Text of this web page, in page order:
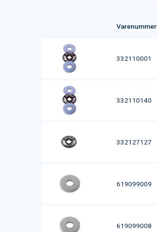
Varenummer
332110001
332110140
332127127
619099009
619099008